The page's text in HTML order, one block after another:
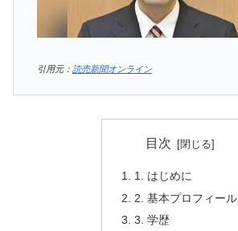
引用元： 読売新聞オンライン
目次
1. はじめに
2. 基本プロフィール
3. 学歴